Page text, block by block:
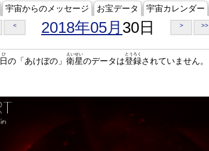
宇宙からのメッセージ お宝データ 宇宙カレンダー
< 2018年05月 30日 > >>
日
ひ
の「あけぼの」 衛星
えいせい
のデータは登録
とうろく
されていません。